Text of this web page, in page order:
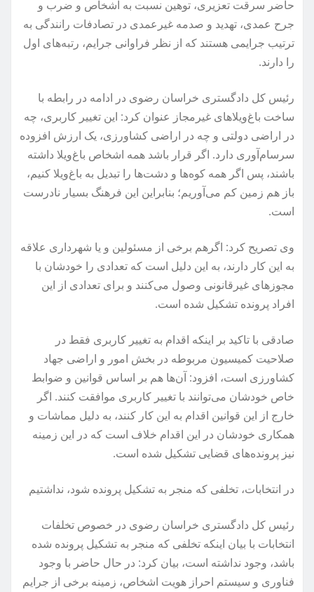
حاضر سرقت تعزیری، توهین نسبت به اشخاص و ضرب و
جرح عمدی، تهدید و صدمه غیرعمدی در تصادفات رانندگی به
ترتیب جرایمی هستند که از نظر فراوانی جرایم، رتبه‌های اول
را دارند.
رئیس کل دادگستری خراسان رضوی در ادامه در رابطه با
ساخت باغ‌ویلاهای غیرمجاز عنوان کرد: این تغییر کاربری، چه
در اراضی دولتی و چه در اراضی کشاورزی، یک ارزش افزوده
سرسام‌آوری دارد. اگر قرار باشد همه اشخاص باغ‌ویلا داشته
باشند، پس اگر همه کوه‌ها و دشت‌ها را تبدیل به باغ‌ویلا کنیم،
باز هم زمین کم می‌آوریم؛ بنابراین این فرهنگ بسیار نادرست
است.
وی تصریح کرد: اگرهم برخی از مسئولین و یا شهرداری علاقه
به این کار دارند، به این دلیل است که تعدادی را خودشان با
مجوزهای غیرقانونی وصول می‌کنند و برای تعدادی از این
افراد پرونده تشکیل شده است.
صادقی با تاکید بر اینکه اقدام به تغییر کاربری فقط در
صلاحیت کمیسیون مربوطه در بخش امور و اراضی جهاد
کشاورزی است، افزود: آن‌ها هم بر اساس قوانین و ضوابط
خاص خودشان می‌توانند با تغییر کاربری موافقت کنند. اگر
خارج از این قوانین اقدام به این کار کنند، به دلیل مماشات و
همکاری خودشان در این اقدام خلاف است که در این زمینه
نیز پرونده‌های قضایی تشکیل شده است.
در انتخابات، تخلفی که منجر به تشکیل پرونده شود، نداشتیم
رئیس کل دادگستری خراسان رضوی در خصوص تخلفات
انتخابات با بیان اینکه تخلفی که منجر به تشکیل پرونده شده
باشد، وجود نداشته است، بیان کرد: در حال حاضر با وجود
فناوری و سیستم احراز هویت اشخاص، زمینه برخی از جرایم